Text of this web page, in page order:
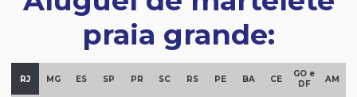
praia grande:
RJ MG ES SP PR SC RS PE BA CE
GO e
DF
AM